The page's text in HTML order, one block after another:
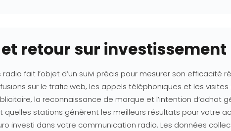
retour sur investissement
fait l’objet d’un suivi précis pour mesurer son efficacité
sur le trafic web, les appels téléphoniques et les
la reconnaissance de marque et l’intention d’achat
stations génèrent les meilleurs résultats pour votre
investi dans votre communication radio. Les données